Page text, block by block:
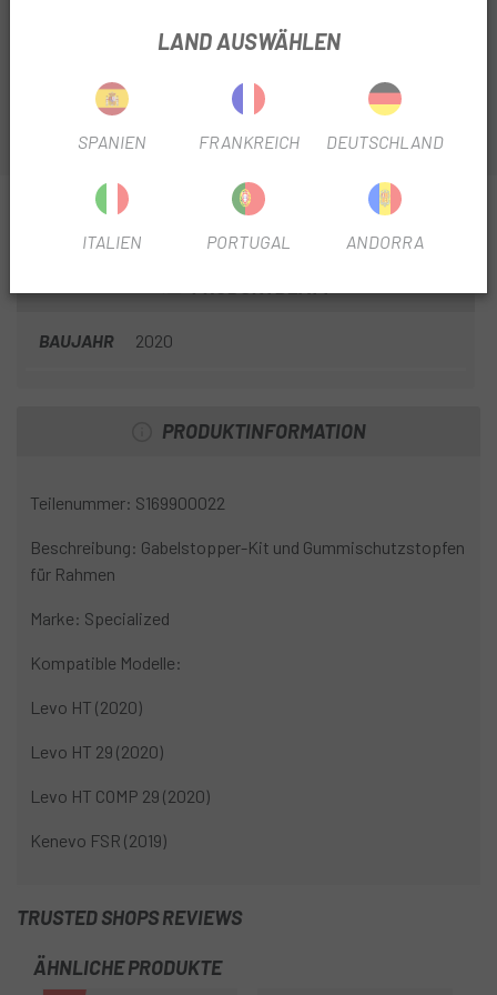
Modellen Levo HT (2020) und Kenevo FSR (2019)
INFORMATIONEN ÜBER UNS SPECIALIZED LEVO
GABEL -STOP
BAUJAHR 2020
PRODUKTINFORMATION
Teilenummer: S169900022
Beschreibung: Gabelstopper-Kit und Gummischutzstopfen
für Rahmen
Marke: Specialized
Kompatible Modelle:
Levo HT (2020)
Levo HT 29 (2020)
Levo HT COMP 29 (2020)
Kenevo FSR (2019)
TRUSTED SHOPS REVIEWS
ÄHNLICHE PRODUKTE
LAND AUSWÄHLEN
SPANIEN FRANKREICH DEUTSCHLAND
ITALIEN PORTUGAL ANDORRA